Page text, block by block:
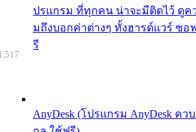
ปรแกรม ที่ทุกคน น่าจะมีติดไว้ ดูคว
มถึงบอกค่าต่างๆ ทั้งฮารด์แวร์ ซอ
รี
AnyDesk (โปรแกรม AnyDesk ค